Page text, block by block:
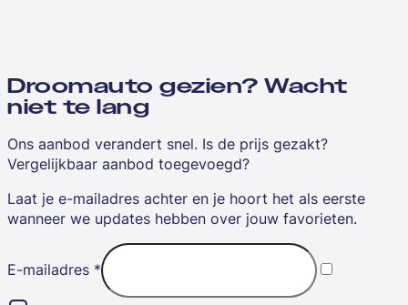
Droomauto gezien? Wacht
niet te lang
Ons aanbod verandert snel. Is de prijs gezakt?
Vergelijkbaar aanbod toegevoegd?
Laat je e-mailadres achter en je hoort het als eerste
wanneer we updates hebben over jouw favorieten.
E-mailadres *